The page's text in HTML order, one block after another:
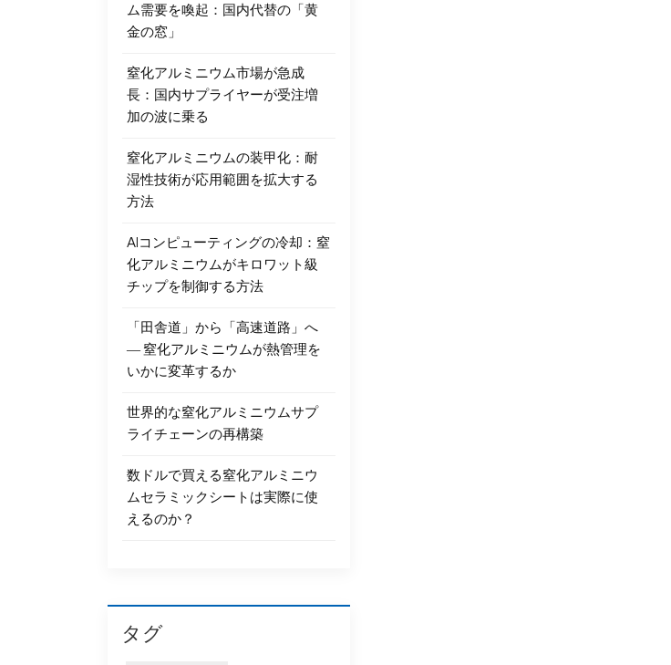
ム需要を喚起：国内代替の「黄
金の窓」
窒化アルミニウム市場が急成
長：国内サプライヤーが受注増
加の波に乗る
窒化アルミニウムの装甲化：耐
湿性技術が応用範囲を拡大する
方法
AIコンピューティングの冷却：窒
化アルミニウムがキロワット級
チップを制御する方法
「田舎道」から「高速道路」へ
― 窒化アルミニウムが熱管理を
いかに変革するか
世界的な窒化アルミニウムサプ
ライチェーンの再構築
数ドルで買える窒化アルミニウ
ムセラミックシートは実際に使
えるのか？
タグ